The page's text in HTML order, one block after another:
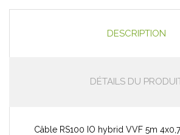
DESCRIPTION
DÉTAILS DU
Câble RS100 IO hybrid VVF 5m